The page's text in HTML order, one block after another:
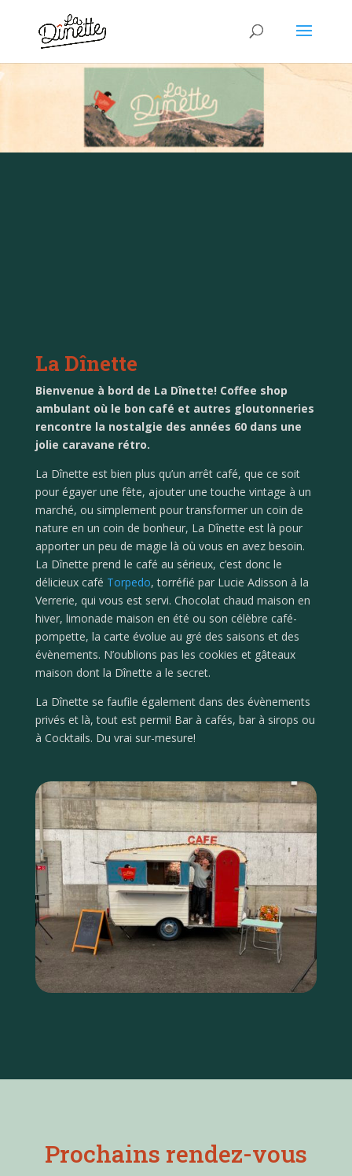
La Dînette
Bienvenue à bord de La Dînette! Coffee shop
ambulant où le bon café et autres gloutonneries
rencontre la nostalgie des années 60 dans une
jolie caravane rétro.
La Dînette est bien plus qu’un arrêt café, que ce soit
pour égayer une fête, ajouter une touche vintage à un
marché, ou simplement pour transformer un coin de
nature en un coin de bonheur, La Dînette est là pour
apporter un peu de magie là où vous en avez besoin.
La Dînette prend le café au sérieux, c’est donc le
délicieux café Torpedo, torréfié par Lucie Adisson à la
Verrerie, qui vous est servi. Chocolat chaud maison en
hiver, limonade maison en été ou son célèbre café-
pompette, la carte évolue au gré des saisons et des
évènements. N’oublions pas les cookies et gâteaux
maison dont la Dînette a le secret.
La Dînette se faufile également dans des évènements
privés et là, tout est permi! Bar à cafés, bar à sirops ou
à Cocktails. Du vrai sur-mesure!
Prochains rendez-vous